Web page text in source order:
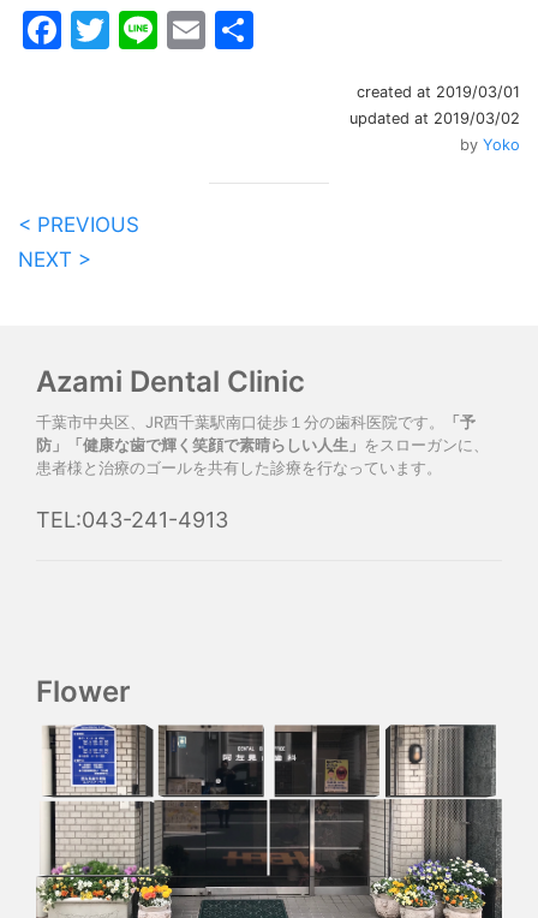
Facebook
Twitter
LineEmail
created at 2019/03/01
updated at 2019/03/02
by Yoko
< PREVIOUS
NEXT >
Azami Dental Clinic
千葉市中央区、JR西千葉駅南口徒歩１分の歯科医院です。
「予
防」「健康な歯で輝く笑顔で素晴らしい人生」 をスローガンに、
患者様と治療のゴールを共有した診療を行なっています。
TEL:043-241-4913
Flower